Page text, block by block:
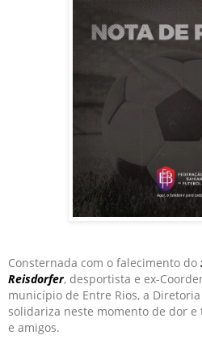
Consternada com o falecimento do
Reisdorfer, desportista e ex-
município de Entre Rios, a
solidariza neste momento de dor
e amigos.